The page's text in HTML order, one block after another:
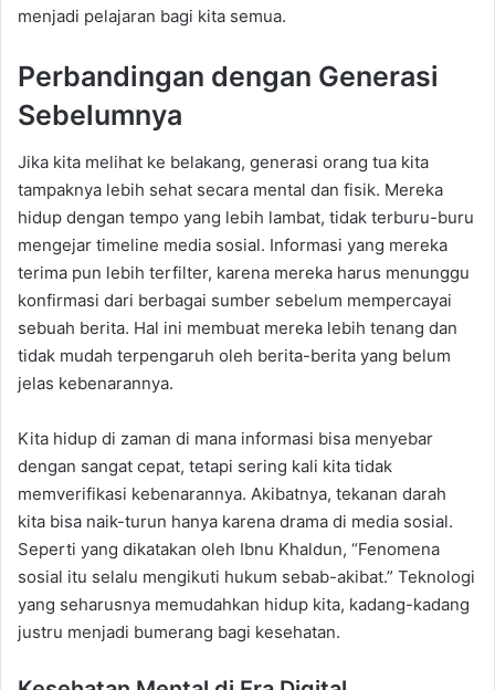
menjadi pelajaran bagi kita semua.
Perbandingan dengan Generasi
Sebelumnya
Jika kita melihat ke belakang, generasi orang tua kita
tampaknya lebih sehat secara mental dan fisik. Mereka
hidup dengan tempo yang lebih lambat, tidak terburu-buru
mengejar timeline media sosial. Informasi yang mereka
terima pun lebih terfilter, karena mereka harus menunggu
konfirmasi dari berbagai sumber sebelum mempercayai
sebuah berita. Hal ini membuat mereka lebih tenang dan
tidak mudah terpengaruh oleh berita-berita yang belum
jelas kebenarannya.
Kita hidup di zaman di mana informasi bisa menyebar
dengan sangat cepat, tetapi sering kali kita tidak
memverifikasi kebenarannya. Akibatnya, tekanan darah
kita bisa naik-turun hanya karena drama di media sosial.
Seperti yang dikatakan oleh Ibnu Khaldun, “Fenomena
sosial itu selalu mengikuti hukum sebab-akibat.” Teknologi
yang seharusnya memudahkan hidup kita, kadang-kadang
justru menjadi bumerang bagi kesehatan.